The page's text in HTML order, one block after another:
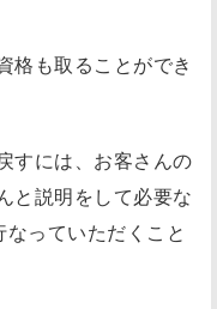
格も取ることができ
すには、お客さんの
と説明をして必要な
っていただくこと